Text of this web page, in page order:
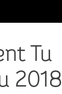
Tu
2018